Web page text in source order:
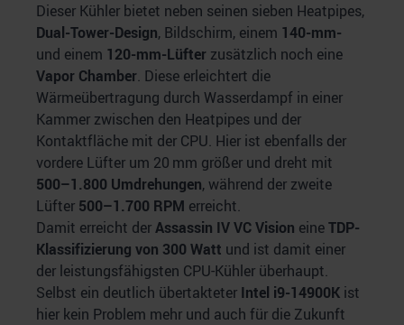
Dieser Kühler bietet neben seinen sieben Heatpipes,
Dual-Tower-Design, Bildschirm, einem 140-mm-
und einem 120-mm-Lüfter zusätzlich noch eine
Vapor Chamber. Diese erleichtert die
Wärmeübertragung durch Wasserdampf in einer
Kammer zwischen den Heatpipes und der
Kontaktfläche mit der CPU. Hier ist ebenfalls der
vordere Lüfter um 20 mm größer und dreht mit
500–1.800 Umdrehungen, während der zweite
Lüfter 500–1.700 RPM erreicht.
Damit erreicht derAssassin IV VC Vision eineTDP-
Klassifizierung von 300 Watt und ist damit einer
der leistungsfähigsten CPU-Kühler überhaupt.
Selbst ein deutlich übertakteter Intel i9-14900K ist
hier kein Problem mehr und auch für die Zukunft